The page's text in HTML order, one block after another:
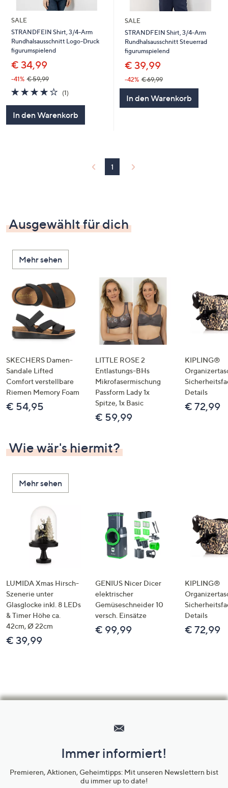
SALE
STRANDFEIN Shirt, 3/4-Arm
Rundhalsausschnitt Logo-Druck
figurumspielend
€ 34,99
-41% € 59,99
4.0
von
(1)1
In den Warenkorb
SALE
STRANDFEIN Shirt, 3/4-Arm
Rundhalsausschnitt Steuerrad
figurumspielend
€ 39,99
-42% € 69,99
In den Warenkorb
1
Ausgewählt für dich
Mehr sehen
SKECHERS Damen-
Sandale Lifted
Comfort verstellbare
Riemen Memory Foam
€ 54,95
LITTLE ROSE 2
Entlastungs-BHs
Mikrofasermischung
Passform Lady 1x
Spitze, 1x Basic
€ 59,99
KIPLING®
Details
€ 72,99
Wie wär's hiermit?
Mehr sehen
LUMIDA Xmas Hirsch-
Szenerie unter
Glasglocke inkl. 8 LEDs
& Timer Höhe ca.
42cm, Ø 22cm
€ 39,99
GENIUS Nicer Dicer
elektrischer
Gemüseschneider 10
versch. Einsätze
€ 99,99
KIPLING®
Details
€ 72,99
Unternehmensinformationen
Immer informiert!
Premieren, Aktionen, Geheimtipps: Mit unseren Newslettern bist
du immer up to date!